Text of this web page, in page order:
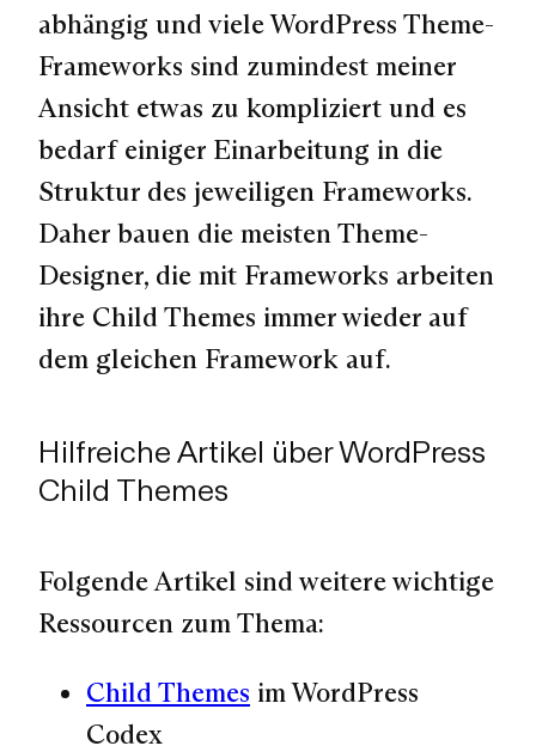
abhängig und viele WordPress Theme-
Frameworks sind zumindest meiner
Ansicht etwas zu kompliziert und es
bedarf einiger Einarbeitung in die
Struktur des jeweiligen Frameworks.
Daher bauen die meisten Theme-
Designer, die mit Frameworks arbeiten
ihre Child Themes immer wieder auf
dem gleichen Framework auf.
Hilfreiche Artikel über WordPress
Child Themes
Folgende Artikel sind weitere wichtige
Ressourcen zum Thema:
Child Themes im WordPress
Codex